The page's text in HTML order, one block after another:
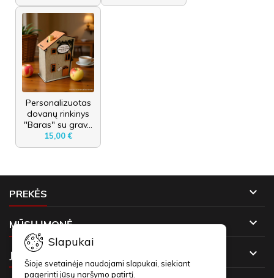
Personalizuotas
dovanų rinkinys
"Baras" su grav...
15,00 €
PREKĖS 
MŪSŲ ĮMONĖ 
JŪSŲ PASKYRA 
Slapukai
Šioje svetainėje naudojami slapukai, siekiant
pagerinti jūsų naršymo patirtį.